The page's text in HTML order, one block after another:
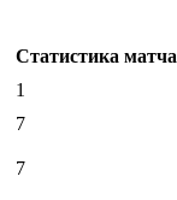
Статистика матча
1
7
7